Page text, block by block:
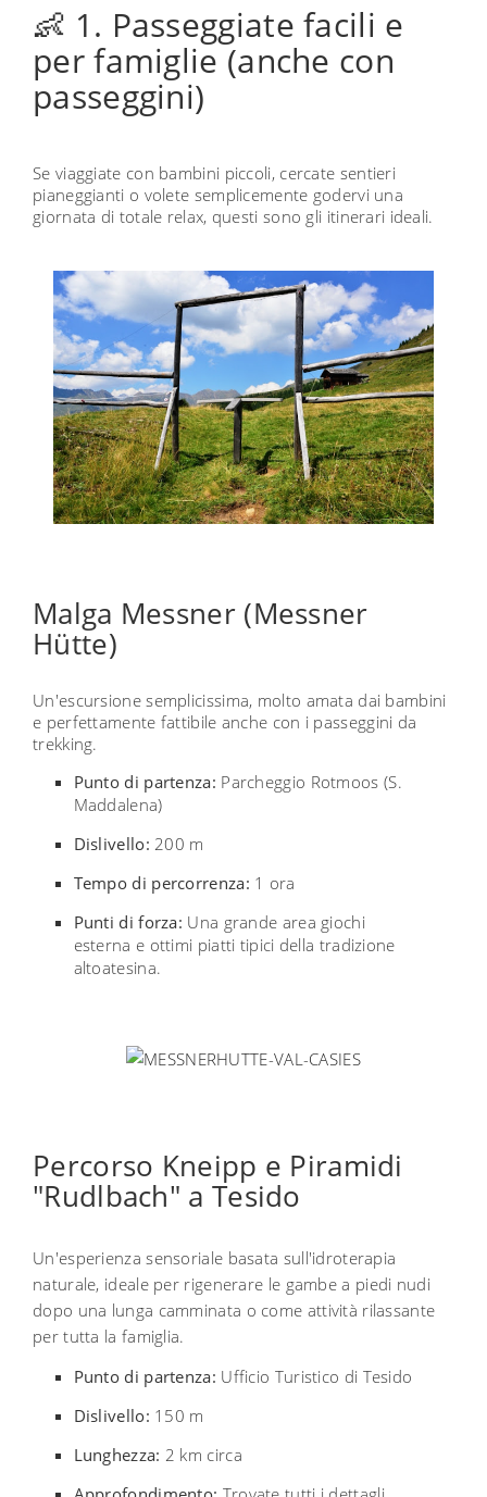
👶 1. Passeggiate facili e
per famiglie (anche con
passeggini)
Se viaggiate con bambini piccoli, cercate sentieri
pianeggianti o volete semplicemente godervi una
giornata di totale relax, questi sono gli itinerari ideali.
Malga Messner (Messner
Hütte)
Un'escursione semplicissima, molto amata dai bambini
e perfettamente fattibile anche con i passeggini da
trekking.
Punto di partenza: Parcheggio Rotmoos (S.
Maddalena)
Dislivello: 200 m
Tempo di percorrenza: 1 ora
Punti di forza: Una grande area giochi
esterna e ottimi piatti tipici della tradizione
altoatesina.
Percorso Kneipp e Piramidi
"Rudlbach" a Tesido
Un'esperienza sensoriale basata sull'idroterapia
naturale, ideale per rigenerare le gambe a piedi nudi
dopo una lunga camminata o come attività rilassante
per tutta la famiglia.
Punto di partenza: Ufficio Turistico di Tesido
Dislivello: 150 m
Lunghezza: 2 km circa